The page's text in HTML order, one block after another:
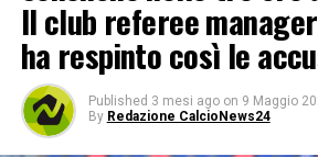
Il club referee
ha respinto così le
Published 3 mesi ago on 9 Maggio
By Redazione CalcioNews24